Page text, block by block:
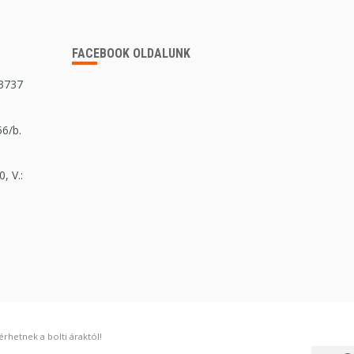
b.
V.:
FACEBOOK OLDALUNK
a bolti áraktól!